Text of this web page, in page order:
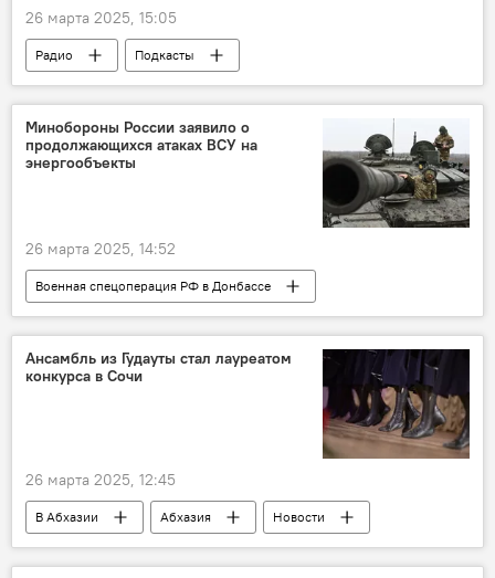
26 марта 2025, 15:05
Радио
Подкасты
Такие обстоятельства
SputnikPro в Абхазии
Минобороны России заявило о
продолжающихся атаках ВСУ на
энергообъекты
26 марта 2025, 14:52
Военная спецоперация РФ в Донбассе
Россия
Новости
Украина
Министерство обороны РФ
Ансамбль из Гудауты стал лауреатом
конкурса в Сочи
26 марта 2025, 12:45
В Абхазии Абхазия
Новости
танцы
Культура